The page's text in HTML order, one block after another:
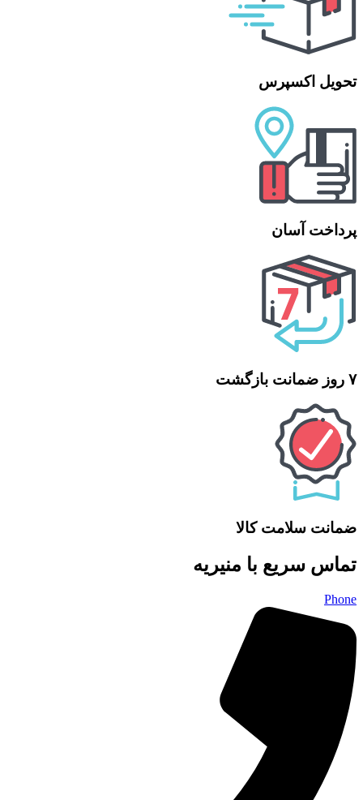
تحویل اکسپرس
پرداخت آسان
۷ روز ضمانت بازگشت
ضمانت سلامت کالا
تماس سریع با منیریه
Phone